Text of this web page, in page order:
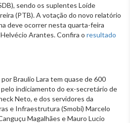
sendo os suplentes Loíde
(PTB). A votação do novo relatório
deve ocorrer nesta quarta-feira
Arantes. Confira o resultado
Braulio Lara tem quase de 600
indiciamento do ex-secretário de
Neto, e dos servidores da
e Infraestrutura (Smobi) Marcelo
Magalhães e Mauro Lucio